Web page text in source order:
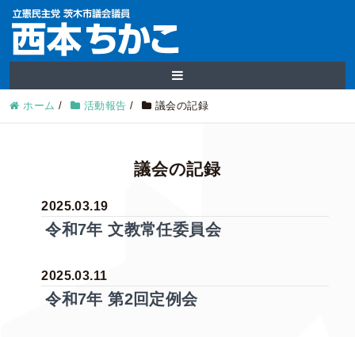
ホーム / 活動報告 / 議会の記録
議会の記録
2025.03.19
令和7年 文教常任委員会
2025.03.11
令和7年 第2回定例会